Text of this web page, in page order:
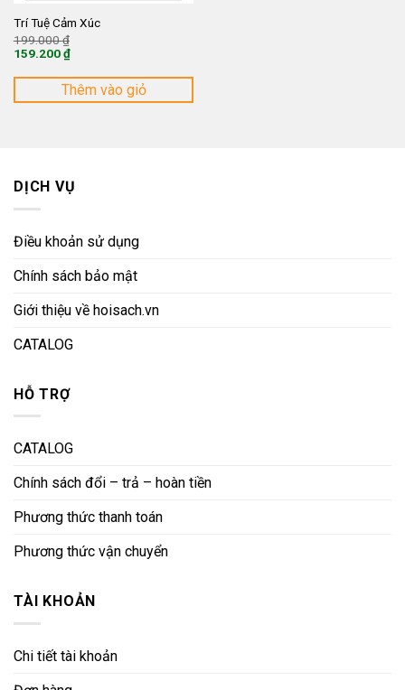
Trí Tuệ Cảm Xúc
199.000₫
199.000 ₫.
159.200₫
hiện
là:
Thêm vào giỏ
DỊCH VỤ
Điều khoản sử dụng
Chính sách bảo mật
Giới thiệu về hoisach.vn
CATALOG
HỖ TRỢ
CATALOG
Chính sách đổi – trả – hoàn tiền
Phương thức thanh toán
Phương thức vận chuyển
TÀI KHOẢN
Chi tiết tài khoản